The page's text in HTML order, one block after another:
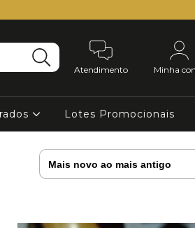
Atendimento Minha
Lotes Promocionais